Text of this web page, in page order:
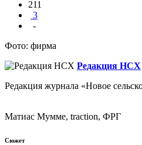
211
3
-
Фото: фирма
Редакция НСХ
Редакция журнала «Новое
Матиас Мумме, traction, ФРГ
Сюжет